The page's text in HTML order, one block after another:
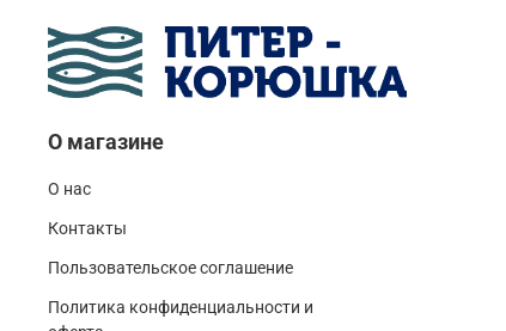
О магазине
О нас
Контакты
Пользовательское соглашение
Политика конфиденциальности и